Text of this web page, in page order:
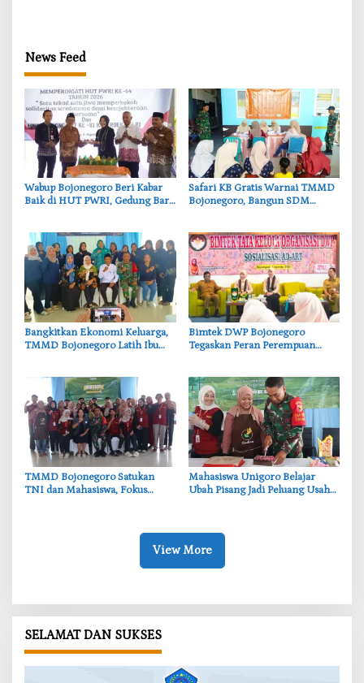
News Feed
‎Wabup Bojonegoro Beri Kabar
Baik di HUT PWRI, Gedung Baru
‎Safari KB Gratis Warnai TMMD
Bojonegoro, Bangun SDM
‎Bangkitkan Ekonomi Keluarga,
TMMD Bojonegoro Latih Ibu
‎Bimtek DWP Bojonegoro
Tegaskan Peran Perempuan
‎TMMD Bojonegoro Satukan
TNI dan Mahasiswa, Fokus
‎Mahasiswa Unigoro Belajar
Ubah Pisang Jadi Peluang Usaha
View More
SELAMAT DAN SUKSES